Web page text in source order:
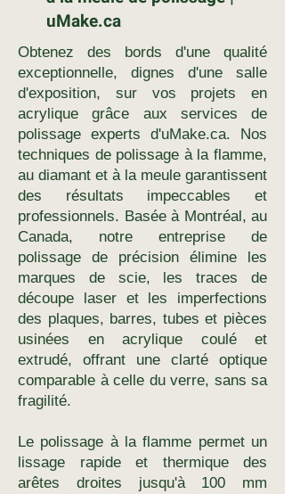
uMake.ca
Obtenez des bords d'une qualité
exceptionnelle, dignes d'une salle
d'exposition, sur vos projets en
acrylique grâce aux services de
polissage experts d'uMake.ca. Nos
techniques de polissage à la flamme,
au diamant et à la meule garantissent
des résultats impeccables et
professionnels. Basée à Montréal, au
Canada, notre entreprise de
polissage de précision élimine les
marques de scie, les traces de
découpe laser et les imperfections
des plaques, barres, tubes et pièces
usinées en acrylique coulé et
extrudé, offrant une clarté optique
comparable à celle du verre, sans sa
fragilité.
Le polissage à la flamme permet un
lissage rapide et thermique des
arêtes droites jusqu'à 100 mm